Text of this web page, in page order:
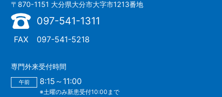
〒870-1151 大分県大分市大字市1213番地
097-541-1311
FAX 097-541-5218
専門外来受付時間
午前 8:15～11:00
※土曜のみ新患受付10:00まで